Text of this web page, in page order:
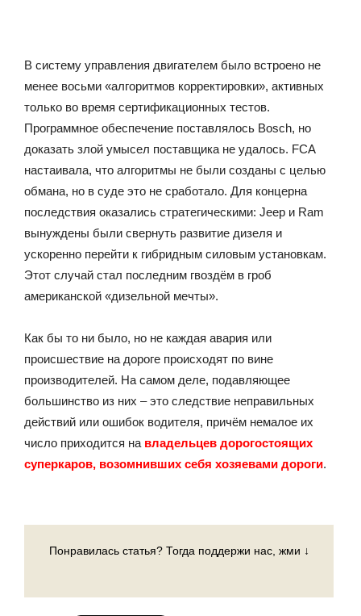
В систему управления двигателем было встроено не
менее восьми «алгоритмов корректировки», активных
только во время сертификационных тестов.
Программное обеспечение поставлялось Bosch, но
доказать злой умысел поставщика не удалось. FCA
настаивала, что алгоритмы не были созданы с целью
обмана, но в суде это не сработало. Для концерна
последствия оказались стратегическими: Jeep и Ram
вынуждены были свернуть развитие дизеля и
ускоренно перейти к гибридным силовым установкам.
Этот случай стал последним гвоздём в гроб
американской «дизельной мечты».
Как бы то ни было, но не каждая авария или
происшествие на дороге происходят по вине
производителей. На самом деле, подавляющее
большинство из них – это следствие неправильных
действий или ошибок водителя, причём немалое их
число приходится на владельцев дорогостоящих
суперкаров, возомнивших себя хозяевами дороги.
Понравилась статья? Тогда поддержи нас, жми ↓